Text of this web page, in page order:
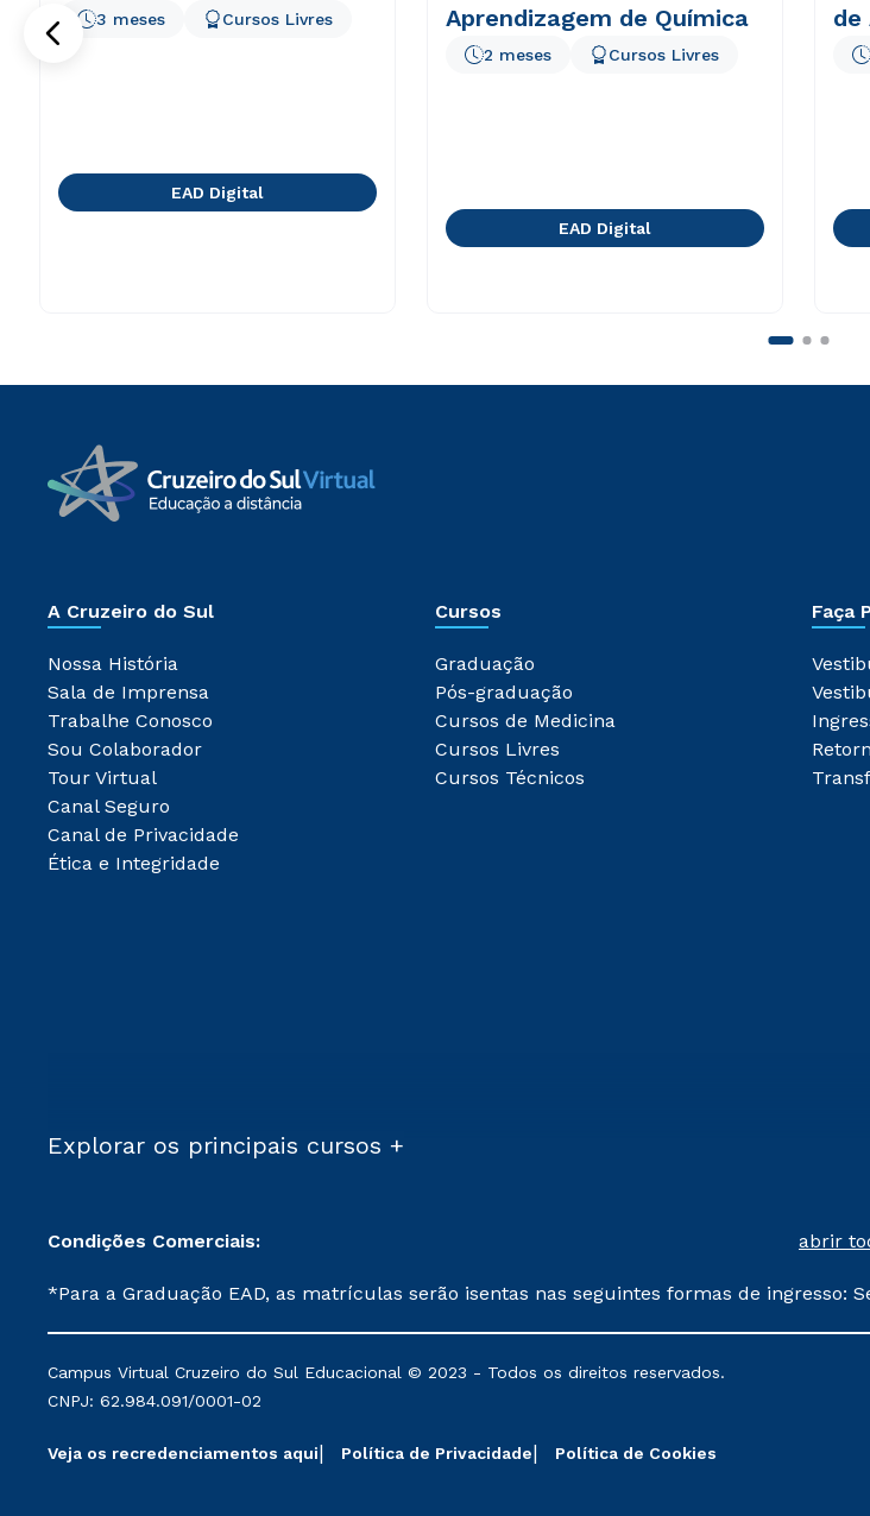
3 meses Cursos Livres
EAD Digital
Aprendizagem de Química
2 meses Cursos Livres
EAD Digital
de
A Cruzeiro do Sul
Nossa História
Sala de Imprensa
Trabalhe Conosco
Sou Colaborador
Tour Virtual
Canal Seguro
Canal de Privacidade
Ética e Integridade
Cursos
Graduação
Pós-graduação
Cursos de Medicina
Cursos Livres
Cursos Técnicos
Faça
Explorar os principais cursos +
Condições Comerciais: abrir
*Para a Graduação EAD, as matrículas serão isentas nas seguintes formas de ingresso:
mantidos conforme negociação. Descontos institucionais poderão sofrer alterações nos
serviços.
Campus Virtual Cruzeiro do Sul Educacional © 2023 - Todos os direitos reservados.
CNPJ: 62.984.091/0001-02
Veja os recredenciamentos aqui Política de Privacidade Política de Cookies